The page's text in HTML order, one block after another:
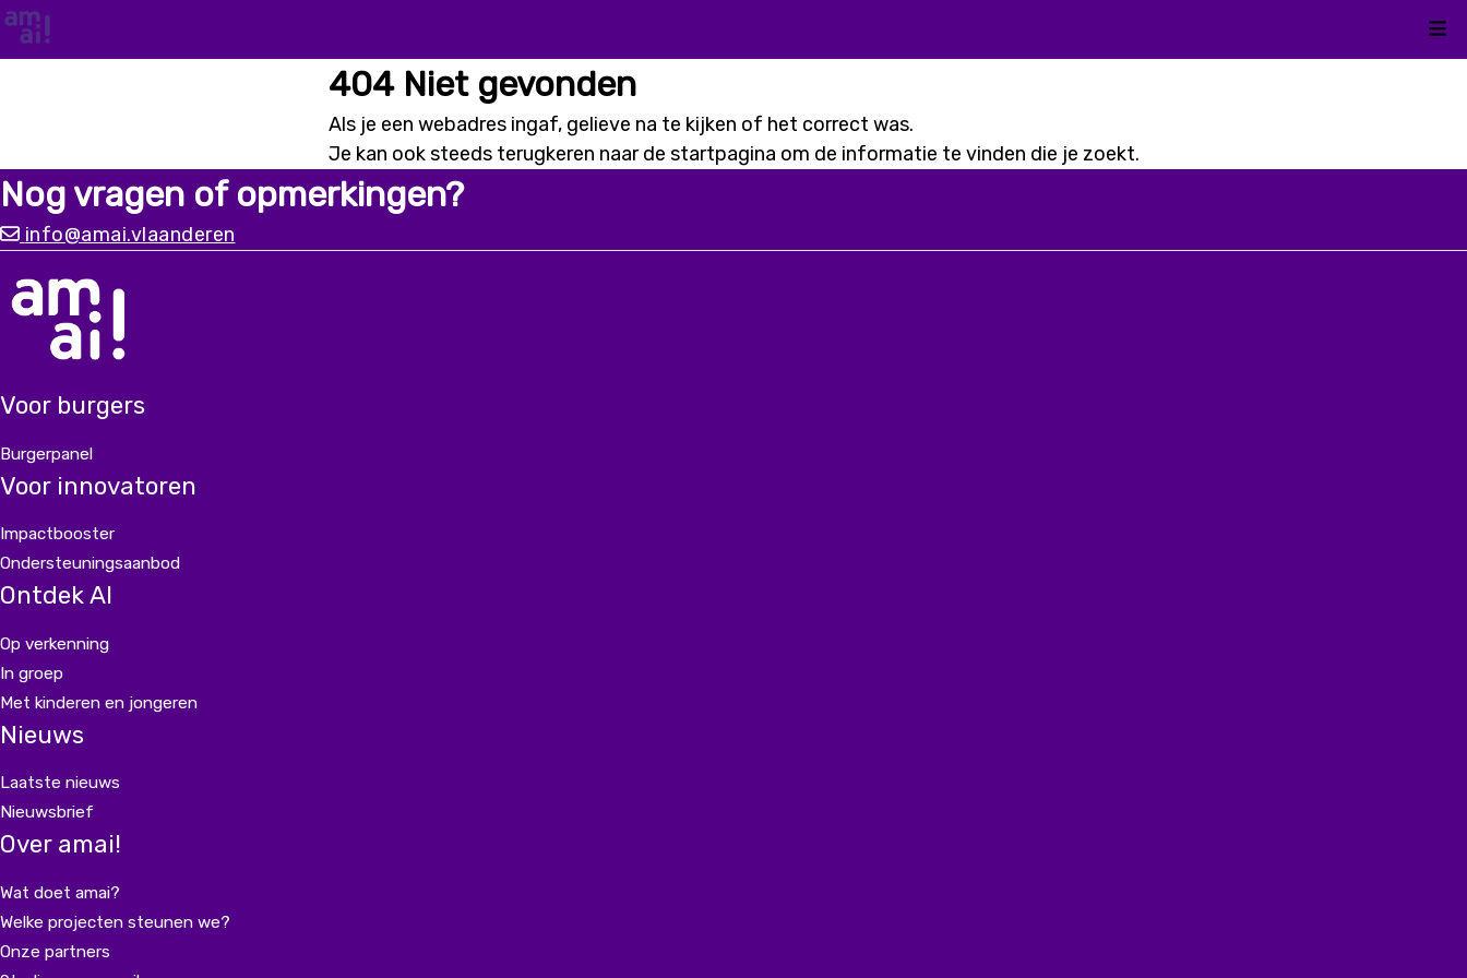
404 Niet gevonden
Als je een webadres ingaf, gelieve na te kijken of het correct was.
Je kan ook steeds terugkeren naar de startpagina om de informatie te vinden die je zoekt.
Nog vragen of opmerkingen?
info@amai.vlaanderen
Voor burgers
Burgerpanel
Voor innovatoren
Impactbooster
Ondersteuningsaanbod
Ontdek AI
Op verkenning
In groep
Met kinderen en jongeren
Nieuws
Laatste nieuws
Nieuwsbrief
Over amai!
Wat doet amai?
Welke projecten steunen we?
Onze partners